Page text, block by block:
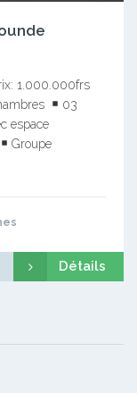
1.000.000frs
03
espace
Groupe
Détails